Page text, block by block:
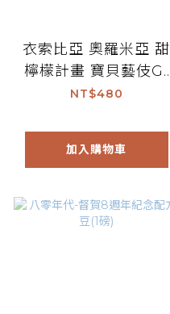
衣索比亞 奧羅米亞 甜
檸檬計畫 寶貝藝伎G1
日曬 (200g)
NT$480
加入購物車